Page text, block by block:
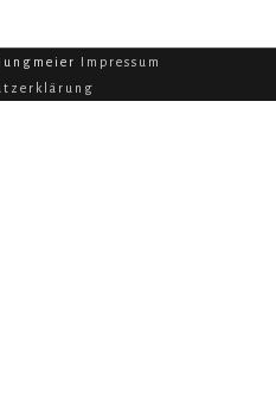
Impressum